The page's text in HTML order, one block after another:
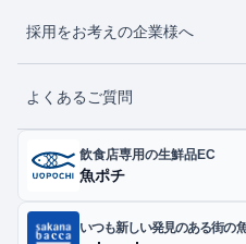
採用をお考えの企業様へ
よくあるご質問
飲食店専用の生鮮品EC
魚ポチ
いつも新しい発見のある街の